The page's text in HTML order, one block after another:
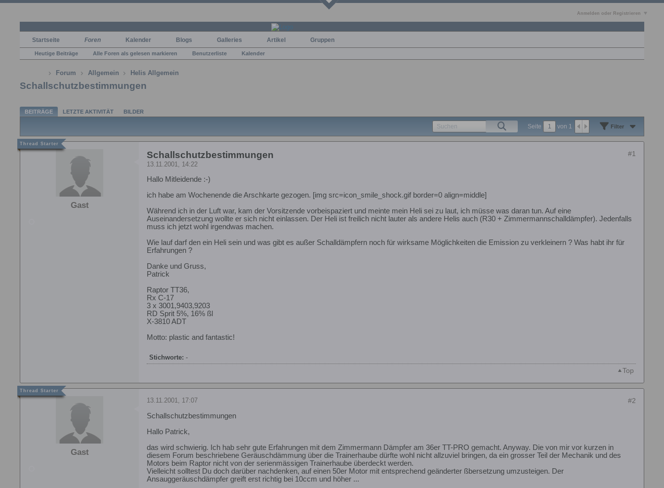
Anmelden oder Registrieren
Startseite Foren Kalender Blogs Galleries Artikel Gruppen
Heutige Beiträge Alle Foren als gelesen markieren Benutzerliste Kalender
Forum Allgemein Helis Allgemein
Schallschutzbestimmungen
BEITRÄGE LETZTE AKTIVITÄT BILDER
Seite von 1 Filter
Gast
#1
Schallschutzbestimmungen
13.11.2001, 14:22
Hallo Mitleidende :-)
ich habe am Wochenende die Arschkarte gezogen. [img src=icon_smile_shock.gif border=0 align=middle]
Während ich in der Luft war, kam der Vorsitzende vorbeispaziert und meinte mein Heli sei zu laut, ich müsse was daran tun. Auf eine
Auseinandersetzung wollte er sich nicht einlassen. Der Heli ist freilich nicht lauter als andere Helis auch (R30 + Zimmermannschalldämpfer). Jedenfalls
muss ich jetzt wohl irgendwas machen.
Wie lauf darf den ein Heli sein und was gibt es außer Schalldämpfern noch für wirksame Möglichkeiten die Emission zu verkleinern ? Was habt ihr für
Erfahrungen ?
Danke und Gruss,
Patrick
Raptor TT36,
Rx C-17
3 x 3001,9403,9203
RD Sprit 5%, 16% ßl
X-3810 ADT
Motto: plastic and fantastic!
Stichworte: -
Top
Gast
#2
13.11.2001, 17:07
Schallschutzbestimmungen
Hallo Patrick,
das wird schwierig. Ich hab sehr gute Erfahrungen mit dem Zimmermann Dämpfer am 36er TT-PRO gemacht. Anyway. Die von mir vor kurzen in
diesem Forum beschriebene Geräuschdämmung über die Trainerhaube dürfte wohl nicht allzuviel bringen, da ein grosser Teil der Mechanik und des
Motors beim Raptor nicht von der serienmässigen Trainerhaube überdeckt werden.
Vielleicht solltest Du doch darüber nachdenken, auf einen 50er Motor mit entsprechend geänderter ßbersetzung umzusteigen. Der
Ansauggeräuschdämpfer greift erst richtig bei 10ccm und höher ...